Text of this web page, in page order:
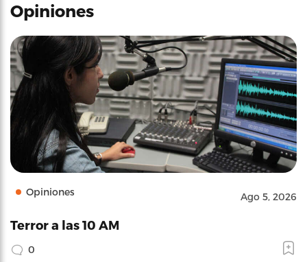
Opiniones
Opiniones Ago 5, 2026
Terror a las 10 AM
0